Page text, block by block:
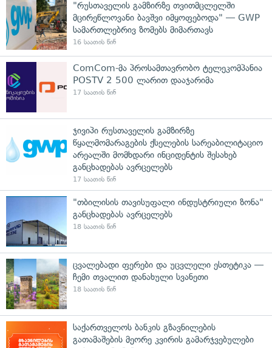
"რუსთაველის გამზირზე თვითმცლელში
მცირეწლოვანი ბავშვი იმყოფებოდა" — GWP
სამართლებრივ ზომებს მიმართავს
16 საათის წინ
ComCom-მა პროსამთავრობო ტელეკომპანია
POSTV 2 500 ლარით დააჯარიმა
17 საათის წინ
ჯივიპი რუსთაველის გამზირზე
წყალმომარაგების ქსელების სარეაბილიტაციო
არეალში მომხდარი ინციდენტის შესახებ
განცხადებას ავრცელებს
17 საათის წინ
"თბილისის თავისუფალი ინდუსტრიული ზონა"
განცხადებას ავრცელებს
18 საათის წინ
ცვალებადი ფერები და უცვლელი ესთეტიკა —
ჩემი თვალით დანახული სვანეთი
18 საათის წინ
საქართველოს ბანკის გზავნილების
გათამაშების მეორე კვირის გამარჯვებულები